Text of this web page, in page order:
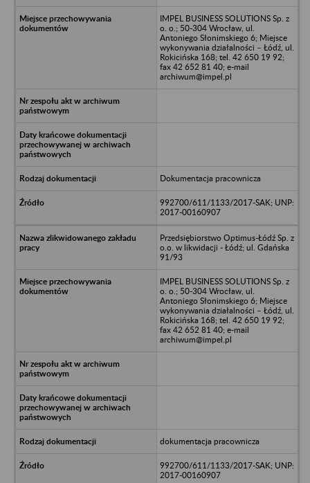
IMPEL BUSINESS SOLUTIONS Sp. z
o. o.; 50-304 Wrocław, ul.
Antoniego Słonimskiego 6; Miejsce
wykonywania działalności – Łódź, ul.
Rokicińska 168; tel. 42 650 19 92;
fax 42 652 81 40; e-mail
archiwum@impel.pl
Dokumentacja pracownicza
992700/611/1133/2017-SAK; UNP:
2017-00160907
Przedsiębiorstwo Optimus-Łódź Sp. z
o.o. w likwidacji - Łódź; ul. Gdańska
91/93
IMPEL BUSINESS SOLUTIONS Sp. z
o. o.; 50-304 Wrocław, ul.
Antoniego Słonimskiego 6; Miejsce
wykonywania działalności – Łódź, ul.
Rokicińska 168; tel. 42 650 19 92;
fax 42 652 81 40; e-mail
archiwum@impel.pl
dokumentacja pracownicza
992700/611/1133/2017-SAK; UNP:
2017-00160907